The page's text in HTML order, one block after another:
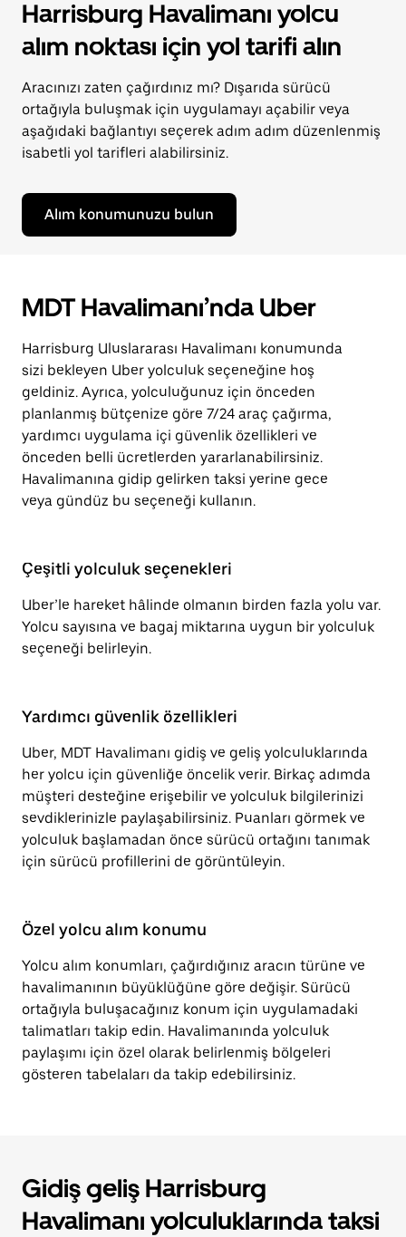
Harrisburg Havalimanı yolcu
alım noktası için yol tarifi alın
Aracınızı zaten çağırdınız mı? Dışarıda sürücü
ortağıyla buluşmak için uygulamayı açabilir veya
aşağıdaki bağlantıyı seçerek adım adım düzenlenmiş
isabetli yol tarifleri alabilirsiniz.
Alım konumunuzu bulun
MDT Havalimanı’nda Uber
Harrisburg Uluslararası Havalimanı konumunda
sizi bekleyen Uber yolculuk seçeneğine hoş
geldiniz. Ayrıca, yolculuğunuz için önceden
planlanmış bütçenize göre 7/24 araç çağırma,
yardımcı uygulama içi güvenlik özellikleri ve
önceden belli ücretlerden yararlanabilirsiniz.
Havalimanına gidip gelirken taksi yerine gece
veya gündüz bu seçeneği kullanın.
Çeşitli yolculuk seçenekleri
Uber’le hareket hâlinde olmanın birden fazla yolu var.
Yolcu sayısına ve bagaj miktarına uygun bir yolculuk
seçeneği belirleyin.
Yardımcı güvenlik özellikleri
Uber, MDT Havalimanı gidiş ve geliş yolculuklarında
her yolcu için güvenliğe öncelik verir. Birkaç adımda
müşteri desteğine erişebilir ve yolculuk bilgilerinizi
sevdiklerinizle paylaşabilirsiniz. Puanları görmek ve
yolculuk başlamadan önce sürücü ortağını tanımak
için sürücü profillerini de görüntüleyin.
Özel yolcu alım konumu
Yolcu alım konumları, çağırdığınız aracın türüne ve
havalimanının büyüklüğüne göre değişir. Sürücü
ortağıyla buluşacağınız konum için uygulamadaki
talimatları takip edin. Havalimanında yolculuk
paylaşımı için özel olarak belirlenmiş bölgeleri
gösteren tabelaları da takip edebilirsiniz.
Gidiş geliş Harrisburg
Havalimanı yolculuklarında taksi